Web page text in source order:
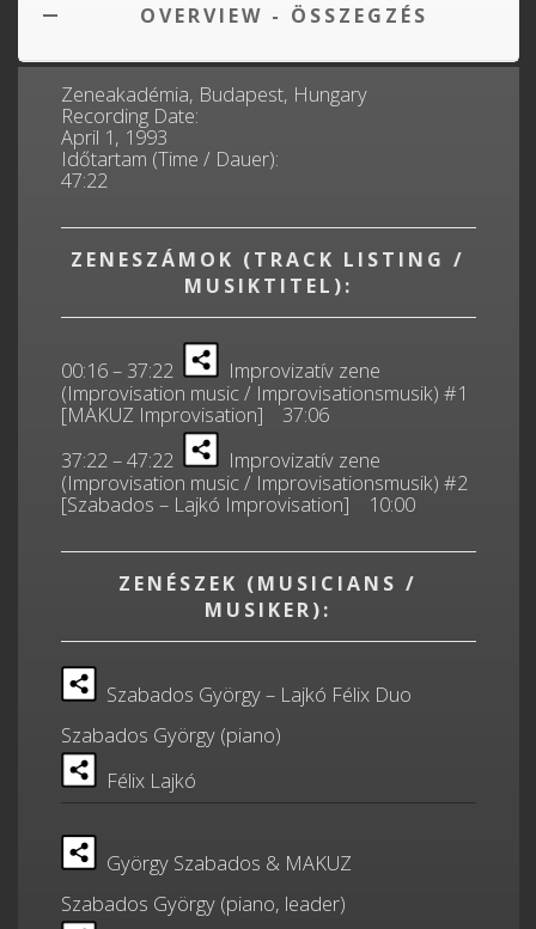
OVERVIEW - ÖSSZEGZÉS
Zeneakadémia, Budapest, Hungary
Recording Date:
April 1, 1993
Időtartam (Time / Dauer):
47:22
ZENESZÁMOK (TRACK LISTING /
MUSIKTITEL):
00:16 – 37:22
Improvizatív zene
(Improvisation music / Improvisationsmusik) #1
[MAKUZ Improvisation] 37:06
37:22 – 47:22
Improvizatív zene
(Improvisation music / Improvisationsmusik) #2
[Szabados – Lajkó Improvisation] 10:00
ZENÉSZEK (MUSICIANS /
MUSIKER):
Szabados György – Lajkó Félix Duo
Szabados György (piano)
Félix Lajkó
György Szabados & MAKUZ
Szabados György (piano, leader)